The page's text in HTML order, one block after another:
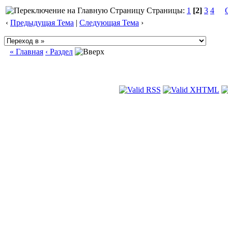
Страницы: 1 [2] 3 4
‹ Предыдущая Тема | Следующая Тема ›
« Главная ‹ Раздел